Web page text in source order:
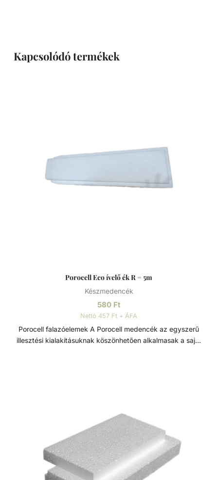
Kapcsolódó termékek
Porocell Eco ívelő ék R = 5m
Készmedencék
580 Ft
Nettó 457 Ft + ÁFA
Porocell falazóelemek A Porocell medencék az egyszerű
illesztési kialakításuknak köszönhetően alkalmasak a saját
beépíthetőek. Ez a rugalmas megmunkálhatóság, nagy
szabadságot enged a medence formavilágának
kialakításában, alkalmazkodva a medence méretéhez is.
Egy vasbeton alapon helyezzük el a rendszert alkotó
téglákat amiket betonacéllal erősítünk és mixer betonnal
feltöltünk. A medencefalon és az alapon egy geotextilia